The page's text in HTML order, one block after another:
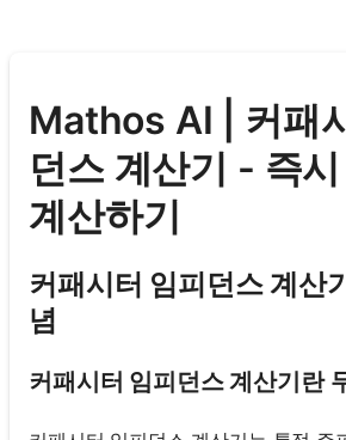
Mathos AI | 커패
던스 계산기 - 즉
계산하기
커패시터 임피던스 계산
념
커패시터 임피던스 계산기란